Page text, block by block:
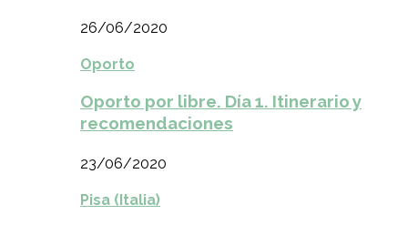
26/06/2020
Oporto
Oporto por libre. Día 1. Itinerario y
recomendaciones
23/06/2020
Pisa (Italia)